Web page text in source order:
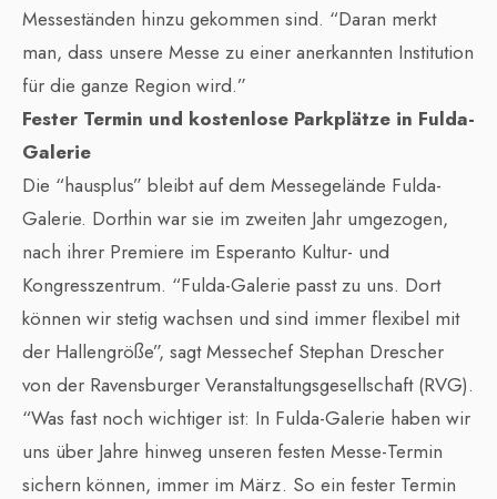
Messeständen hinzu gekommen sind. “Daran merkt
man, dass unsere Messe zu einer anerkannten Institution
für die ganze Region wird.”
Fester Termin und kostenlose Parkplätze in Fulda-
Galerie
Die “hausplus” bleibt auf dem Messegelände Fulda-
Galerie. Dorthin war sie im zweiten Jahr umgezogen,
nach ihrer Premiere im Esperanto Kultur- und
Kongresszentrum. “Fulda-Galerie passt zu uns. Dort
können wir stetig wachsen und sind immer flexibel mit
der Hallengröße”, sagt Messechef Stephan Drescher
von der Ravensburger Veranstaltungsgesellschaft (RVG).
“Was fast noch wichtiger ist: In Fulda-Galerie haben wir
uns über Jahre hinweg unseren festen Messe-Termin
sichern können, immer im März. So ein fester Termin